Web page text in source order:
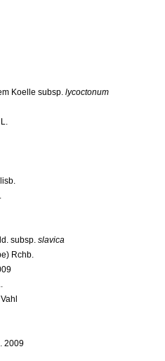
Koelle subsp. lycoctonum
L.
subsp. slavica
Rchb.
Vahl
2009